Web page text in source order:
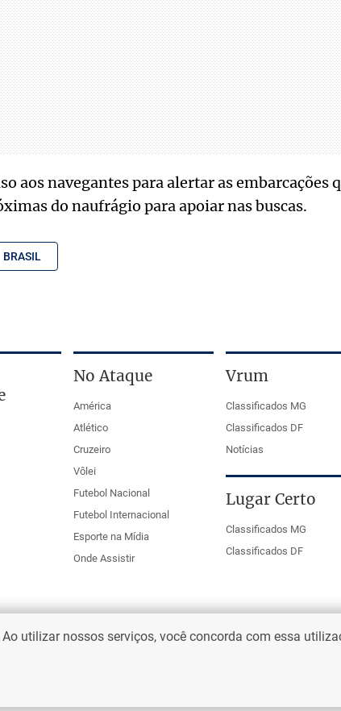
aos navegantes para alertar as embarcações
do naufrágio para apoiar nas buscas.
BRASIL
No Ataque
América
Atlético
Cruzeiro
Vôlei
Futebol Nacional
Futebol Internacional
Esporte na Mídia
Onde Assistir
Vrum
Classificados MG
Classificados DF
Notícias
Lugar Certo
Classificados MG
Classificados DF
utilizar nossos serviços, você concorda com essa